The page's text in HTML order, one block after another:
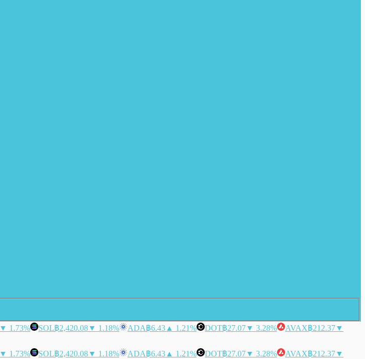
▼ 1.73% SOL฿2,420.08▼ 1.18% ADA฿6.43 ▲ 1.21% DOT฿27.07▼ 3.28% AVAX฿212.37▼
▼ 1.73% SOL฿2,420.08▼ 1.18% ADA฿6.43 ▲ 1.21% DOT฿27.07▼ 3.28% AVAX฿212.37▼